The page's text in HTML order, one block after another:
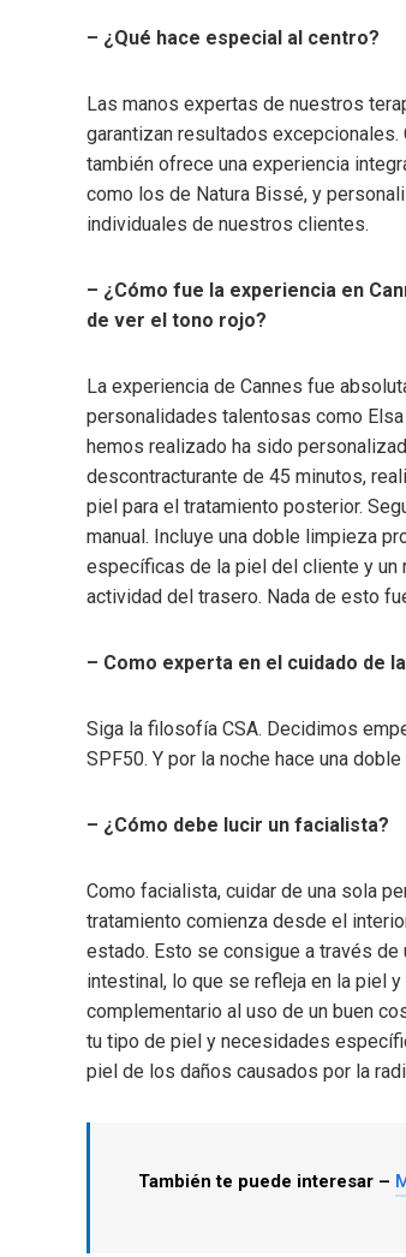
– ¿Qué hace especial al centro?
Las manos expertas de nuestros
garantizan resultados
también ofrece una experiencia
como los de Natura Bissé, y
individuales de nuestros clientes.
– ¿Cómo fue la experiencia en
de ver el tono rojo?
La experiencia de Cannes fue
personalidades talentosas como Elsa
hemos realizado ha sido
descontracturante de 45 minutos,
piel para el tratamiento posterior.
manual. Incluye una doble limpieza
específicas de la piel del cliente y un
actividad del trasero. Nada de esto
– Como experta en el cuidado de
Siga la filosofía CSA. Decidimos
SPF50. Y por la noche hace una
– ¿Cómo debe lucir un facialista?
Como facialista, cuidar de una sola
tratamiento comienza desde el
estado. Esto se consigue a través
intestinal, lo que se refleja en la piel
complementario al uso de un buen
tu tipo de piel y necesidades
piel de los daños causados ​​por la
También te puede interesar –